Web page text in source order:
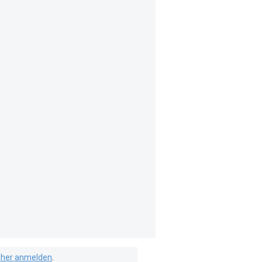
anmelden